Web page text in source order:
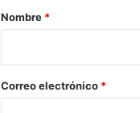
r
*
Nombre *
Correo electrónico *